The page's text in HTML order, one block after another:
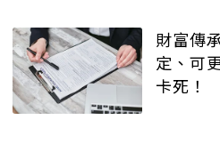
財富傳
定、可
卡死！